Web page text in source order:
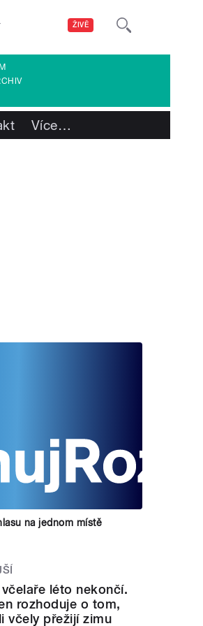
ŽIVĚ
Více…
na jednom místě
léto nekončí.
rozhoduje o tom,
včely přežijí zimu